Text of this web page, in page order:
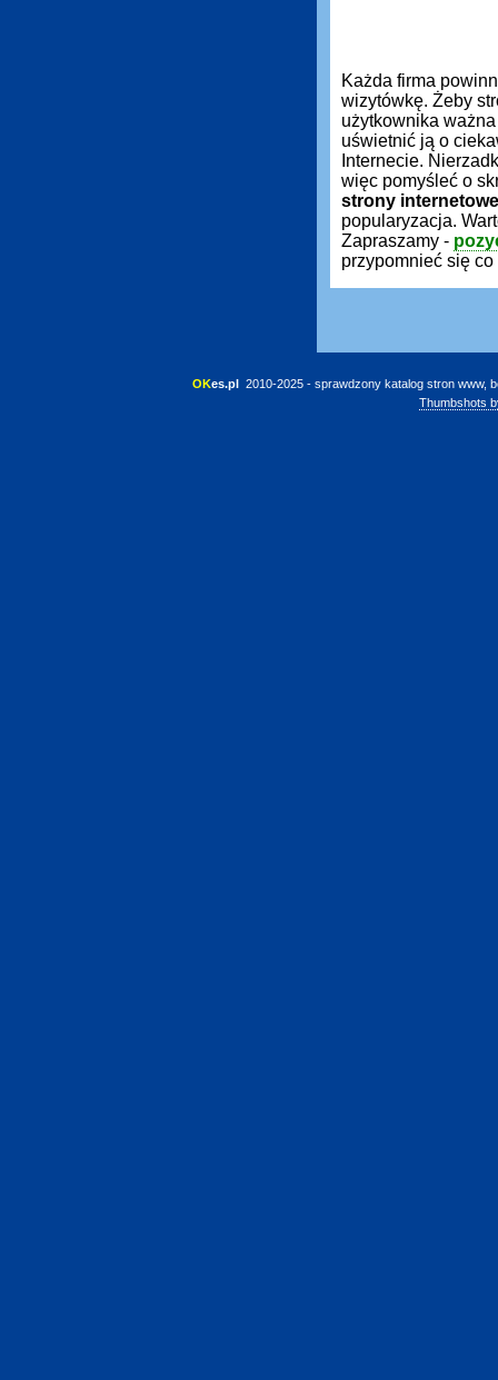
Każda firma
wizytówkę. Żeby
użytkownika
uświetnić ją o
Internecie.
więc pomyśleć o
strony internetowe
popularyzacja.
Zapraszamy -
przypomnieć się
OKes.pl 2010-2025 - sprawdzony katalog stron www,
Thumbshots